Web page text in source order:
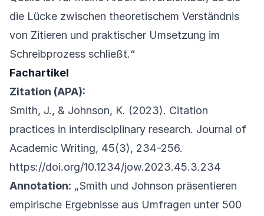
die Lücke zwischen theoretischem Verständnis
von Zitieren und praktischer Umsetzung im
Schreibprozess schließt.“
Fachartikel
Zitation (APA):
Smith, J., & Johnson, K. (2023). Citation
practices in interdisciplinary research. Journal of
Academic Writing, 45(3), 234-256.
https://doi.org/10.1234/jow.2023.45.3.234
Annotation: „Smith und Johnson präsentieren
empirische Ergebnisse aus Umfragen unter 500